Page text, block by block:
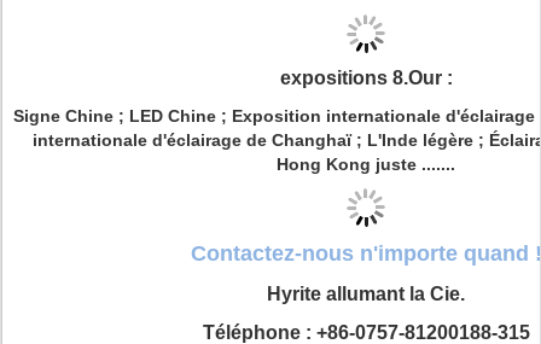
expositions 8.Our :
Signe Chine ; LED Chine ; Exposition internationale d'éclairage
internationale d'éclairage de Changhaï ; L'Inde légère ;
Hong Kong juste .......
Contactez-nous n'importe quand !
Hyrite allumant la Cie.
Téléphone : +86-0757-81200188-315